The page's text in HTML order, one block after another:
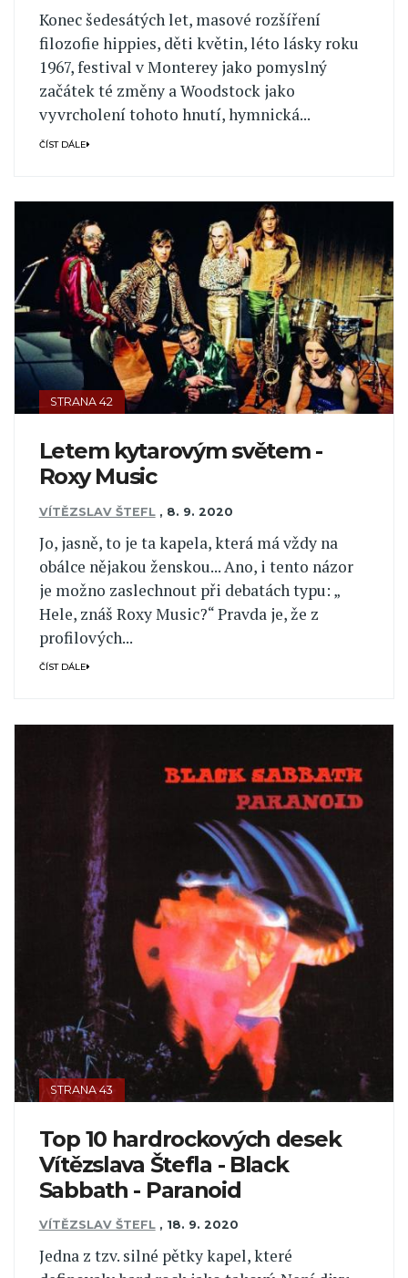
Konec šedesátých let, masové rozšíření
filozofie hippies, děti květin, léto lásky roku
1967, festival v Monterey jako pomyslný
začátek té změny a Woodstock jako
vyvrcholení tohoto hnutí, hymnická...
ČÍST DÁLE
STRANA 42
Letem kytarovým světem -
Roxy Music
VÍTĚZSLAV ŠTEFL , 8. 9. 2020
Jo, jasně, to je ta kapela, která má vždy na
obálce nějakou ženskou... Ano, i tento názor
je možno zaslechnout při debatách typu: „
Hele, znáš Roxy Music?“ Pravda je, že z
profilových...
ČÍST DÁLE
STRANA 43
Top 10 hardrockových desek
Vítězslava Štefla - Black
Sabbath - Paranoid
VÍTĚZSLAV ŠTEFL , 18. 9. 2020
Jedna z tzv. silné pětky kapel, které